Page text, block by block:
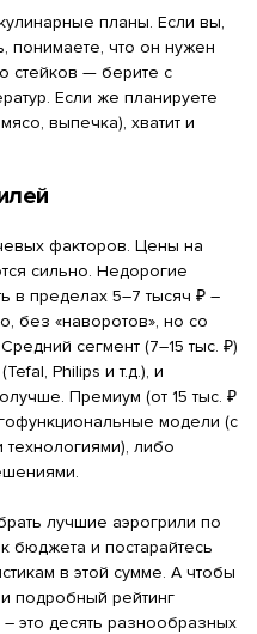
планы. Если вы,
понимаете, что он нужен
стейков — берите с
Если же планируете
выпечка), хватит и
факторов. Цены на
сильно. Недорогие
в пределах 5–7 тысяч ₽ –
без «наворотов», но со
сегмент (7–15 тыс. ₽)
Philips и т.д.), и
Премиум (от 15 тыс. ₽
модели (с
либо
лучшие аэрогрили по
бюджета и постарайтесь
в этой сумме. А чтобы
подробный рейтинг
это десять разнообразных